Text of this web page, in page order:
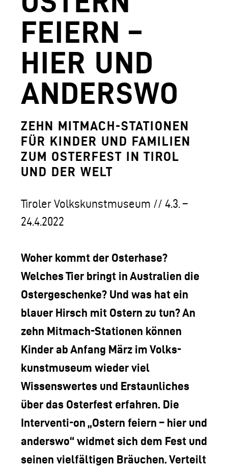
DOWNLOADS
FERDINANDEUM
HOFKIRCHE
DAS TIROL PANORAMA MIT
ZEUGHAUS
AGUNTUM MUSEUM -
GESCHÄFTSFÜHRUNG
FEIERN –
HIER UND
ANDERSWO
ZEHN MITMACH-STATIONEN
FÜR KINDER UND FAMILIEN
ZUM OSTERFEST IN TIROL
UND DER WELT
Tiroler Volkskunstmuseum // 4.3. –
24.4.2022
Woher kommt der Osterhase?
Welches Tier bringt in Australien die
Ostergeschenke? Und was hat ein
blauer Hirsch mit Ostern zu tun? An
zehn Mitmach-Stationen können
Kinder ab Anfang März im Volks-
kunstmuseum wieder viel
Wissenswertes und Erstaunliches
über das Osterfest erfahren. Die
Interventi-on „Ostern feiern – hier und
anderswo“ widmet sich dem Fest und
seinen vielfältigen Bräuchen. Verteilt